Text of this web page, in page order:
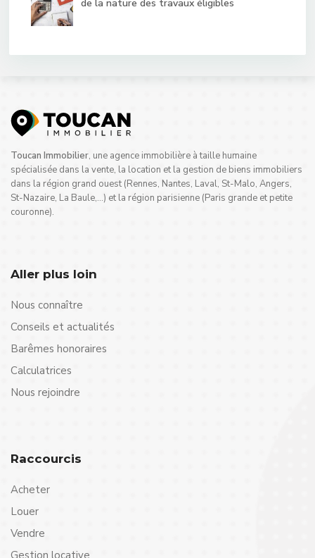
de la nature des travaux éligibles
Toucan Immobilier, une agence immobilière à taille humaine
spécialisée dans la vente, la location et la gestion de biens immobiliers
dans la région grand ouest (Rennes, Nantes, Laval, St-Malo, Angers,
St-Nazaire, La Baule,…) et la région parisienne (Paris grande et petite
couronne).
Aller plus loin
Nous connaître
Conseils et actualités
Barêmes honoraires
Calculatrices
Nous rejoindre
Raccourcis
Acheter
Louer
Vendre